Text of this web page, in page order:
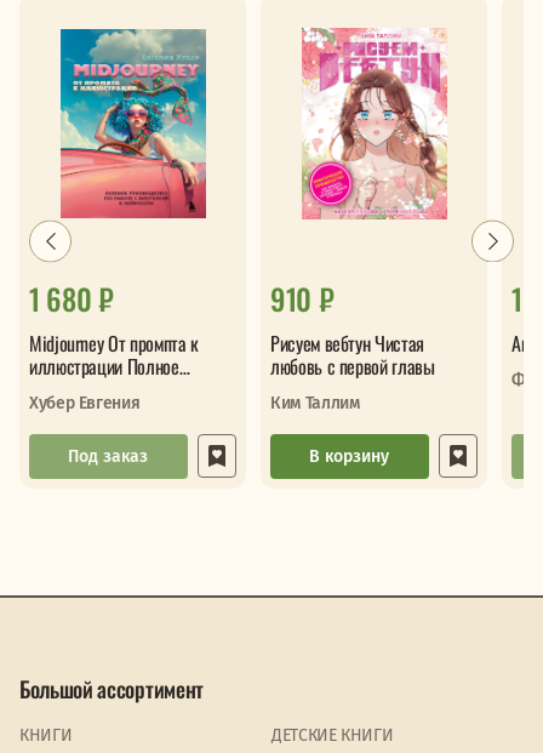
1 680 ₽
Midjourney От промпта к
иллюстрации Полное
руководство по работе с
визуалом в не
Хубер Евгения
Под заказ
910 ₽
Рисуем вебтун Чистая
любовь с первой главы
Ким Таллим
В корзину
1
Большой ассортимент
КНИГИ
ДЕТСКИЕ КНИГИ